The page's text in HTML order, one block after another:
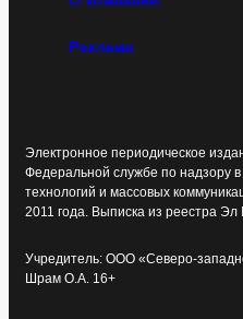
Реклама
Электронное периодическое
Федеральной службе по надзору
технологий и массовых
2011 года. Выписка из реестра
Учредитель: ООО «Северо-
Шрам О.А. 16+